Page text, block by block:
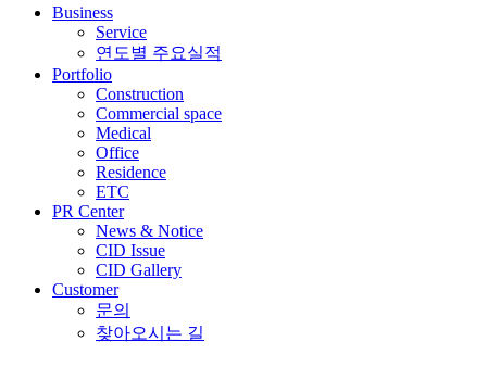
Business
Service
연도별 주요실적
Portfolio
Construction
Commercial space
Medical
Office
Residence
ETC
PR Center
News & Notice
CID Issue
CID Gallery
Customer
문의
찾아오시는 길